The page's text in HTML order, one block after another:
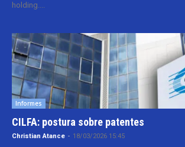
holding....
Informes
CILFA: postura sobre patentes
Christian Atance - 18/03/2026 15:45